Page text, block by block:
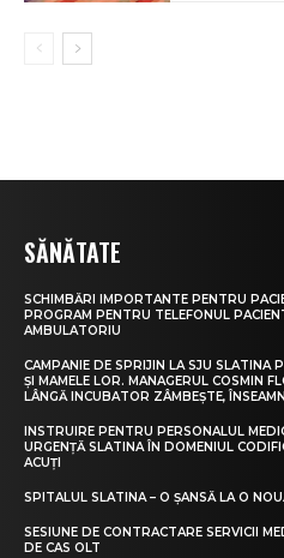
SĂNĂTATE
SCHIMBĂRI IMPORTANTE PENTRU
PROGRAM PENTRU TELEFONUL
AMBULATORIU
CAMPANIE DE SPRIJIN LA SJU SLATINA
ȘI MAMELE LOR. MANAGERUL COSMIN
LÂNGĂ INCUBATOR ZÂMBEȘTE,
INSTRUIRE PENTRU PERSONALUL
URGENȚĂ SLATINA ÎN DOMENIUL
ACUȚI
SPITALUL SLATINA – O ȘANSĂ LA O
SESIUNE DE CONTRACTARE SERVICII
DE CAS OLT